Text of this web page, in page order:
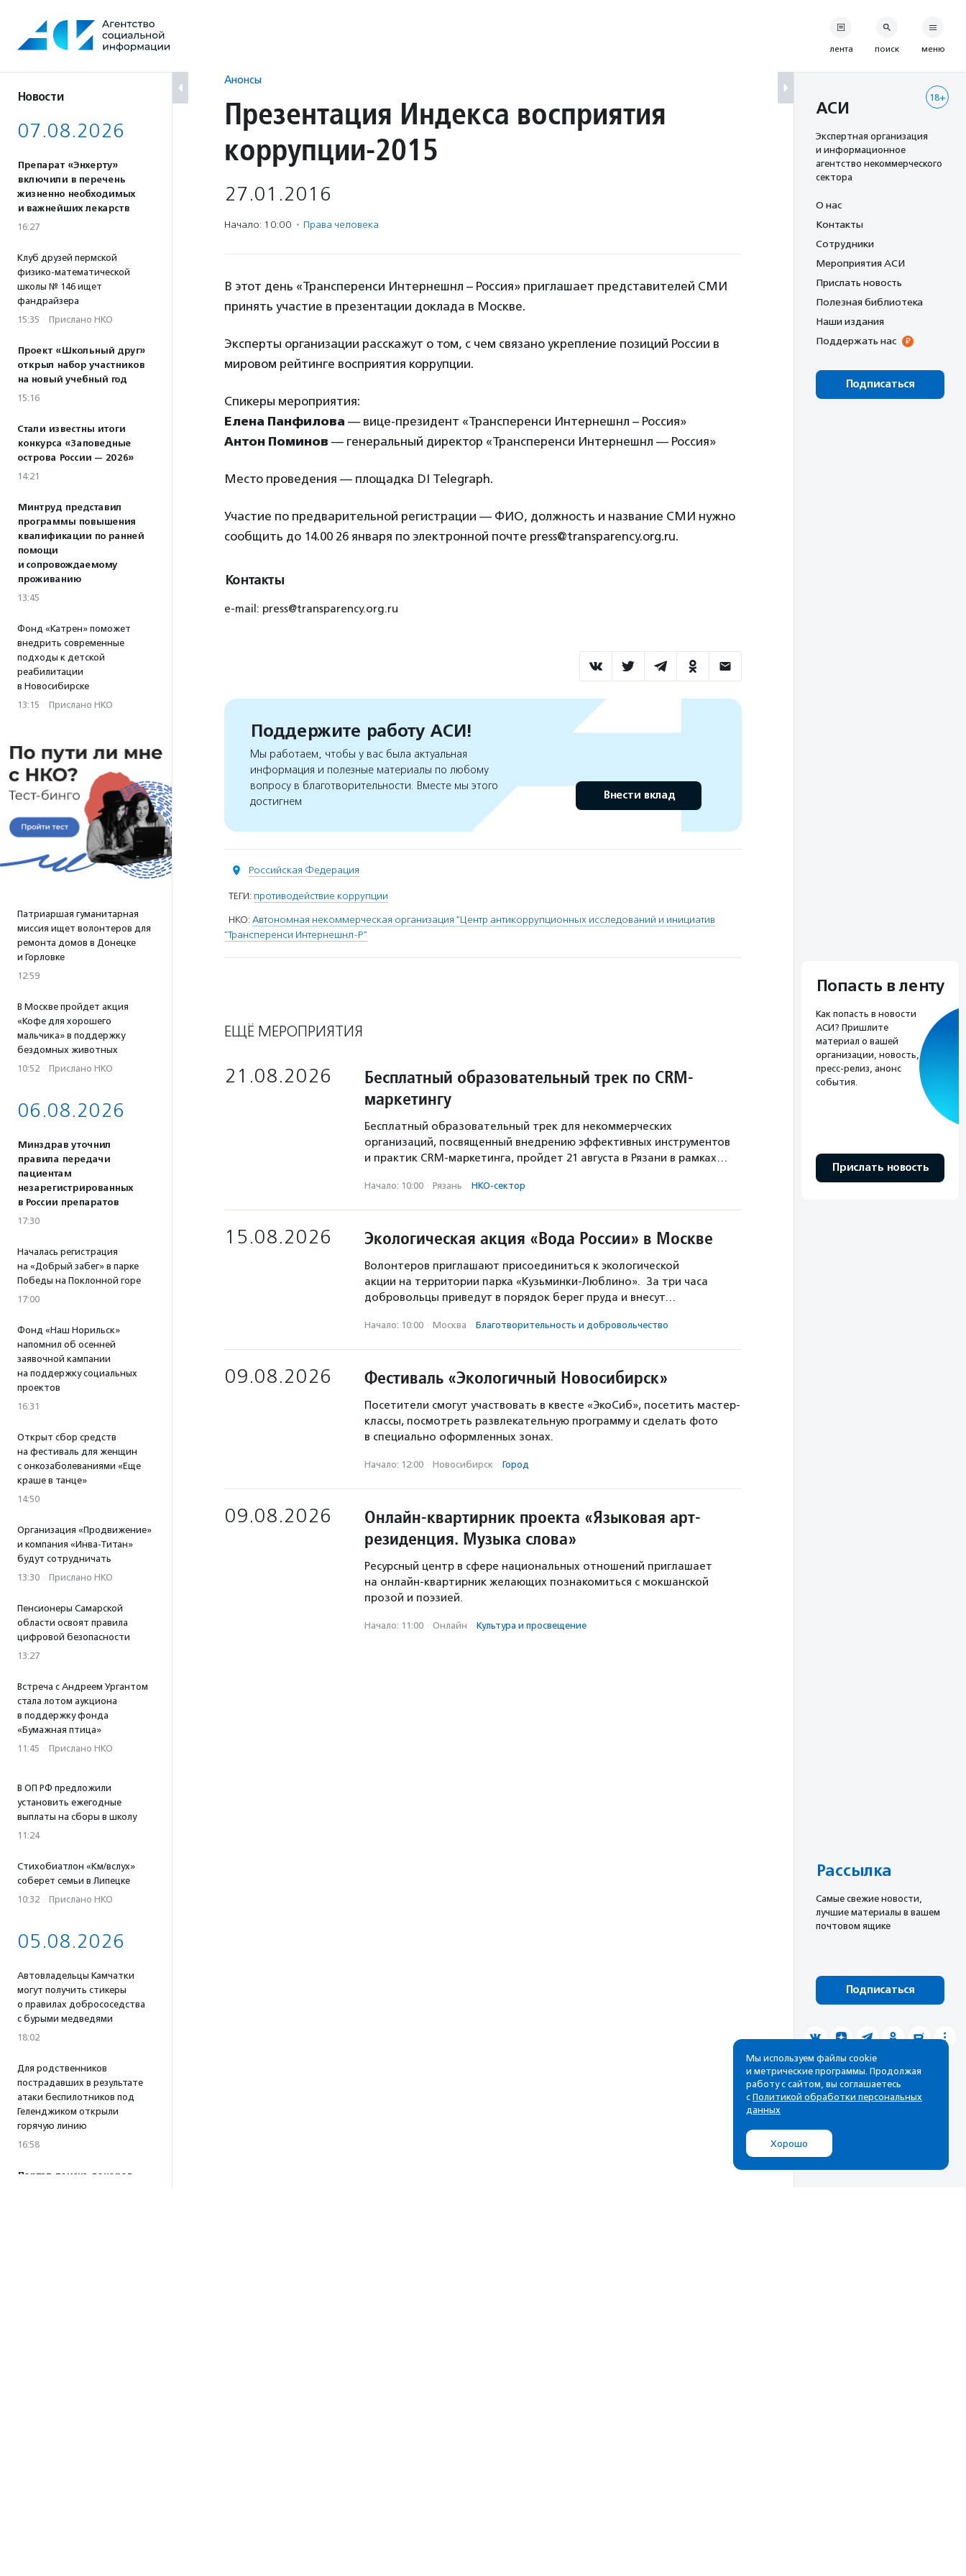
содержанию
Новости
07.08.2026
Препарат «Энхерту»
включили в перечень
жизненно необходимых
и важнейших лекарств
16:27
Клуб друзей пермской
физико-математической
школы № 146 ищет
фандрайзера
15:35 · Прислано НКО
Проект «Школьный друг»
открыл набор участников
на новый учебный год
15:16
Стали известны итоги
конкурса «Заповедные
острова России — 2026»
14:21
Минтруд представил
программы повышения
квалификации по ранней
помощи
и сопровождаемому
проживанию
13:45
Фонд «Катрен» поможет
внедрить современные
подходы к детской
реабилитации
в Новосибирске
13:15 · Прислано НКО
Патриаршая гуманитарная
миссия ищет волонтеров для
ремонта домов в Донецке
и Горловке
12:59
В Москве пройдет акция
«Кофе для хорошего
мальчика» в поддержку
бездомных животных
10:52 · Прислано НКО
06.08.2026
Минздрав уточнил
правила передачи
пациентам
незарегистрированных
в России препаратов
17:30
Началась регистрация
на «Добрый забег» в парке
Победы на Поклонной горе
17:00
Фонд «Наш Норильск»
напомнил об осенней
заявочной кампании
на поддержку социальных
проектов
16:31
Открыт сбор средств
на фестиваль для женщин
с онкозаболеваниями «Еще
краше в танце»
14:50
Организация «Продвижение»
и компания «Инва-Титан»
будут сотрудничать
13:30 · Прислано НКО
Пенсионеры Самарской
области освоят правила
цифровой безопасности
13:27
Встреча с Андреем Ургантом
стала лотом аукциона
в поддержку фонда
«Бумажная птица»
11:45 · Прислано НКО
В ОП РФ предложили
установить ежегодные
выплаты на сборы в школу
11:24
Стихобиатлон «Км/вслух»
соберет семьи в Липецке
10:32 · Прислано НКО
05.08.2026
Автовладельцы Камчатки
могут получить стикеры
о правилах добрососедства
с бурыми медведями
18:02
Для родственников
пострадавших в результате
атаки беспилотников под
Геленджиком открыли
горячую линию
16:58
Портал поиска доноров
Анонсы
Презентация Индекса восприятия
коррупции-2015
27.01.2016
Начало: 10:00 · Права человека
В этот день «Трансперенси Интернешнл – Россия» приглашает представителей СМИ
принять участие в презентации доклада в Москве.
Эксперты организации расскажут о том, с чем связано укрепление позиций России в
мировом рейтинге восприятия коррупции.
Спикеры мероприятия:
Елена Панфилова — вице-президент «Трансперенси Интернешнл – Россия»
Антон Поминов — генеральный директор «Трансперенси Интернешнл — Россия»
Место проведения — площадка DI Telegraph.
Участие по предварительной регистрации — ФИО, должность и название СМИ нужно
сообщить до 14.00 26 января по электронной почте press@transparency.org.ru.
Контакты
e-mail: press@transparency.org.ru
Поддержите работу АСИ!
Мы работаем, чтобы у вас была актуальная
информация и полезные материалы по любому
вопросу в благотворительности. Вместе мы этого
достигнем
Внести вклад
Российская Федерация
ТЕГИ: противодействие коррупции
НКО: Автономная некоммерческая организация "Центр антикоррупционных исследований и инициатив
"Трансперенси Интернешнл-Р"
ЕЩЁ МЕРОПРИЯТИЯ
21.08.2026
Бесплатный образовательный трек по CRM-
маркетингу
Бесплатный образовательный трек для некоммерческих
организаций, посвященный внедрению эффективных инструментов
и практик CRM-маркетинга, пройдет 21 августа в Рязани в рамках…
Начало: 10:00 · Рязань · НКО-сектор
15.08.2026 Экологическая акция «Вода России» в Москве
Волонтеров приглашают присоединиться к экологической
акции на территории парка «Кузьминки-Люблино». За три часа
добровольцы приведут в порядок берег пруда и внесут…
Начало: 10:00 · Москва · Благотвори­тель­ность и доброволь­чест­во
09.08.2026 Фестиваль «Экологичный Новосибирск»
Посетители смогут участвовать в квесте «ЭкоСиб», посетить мастер-
классы, посмотреть развлекательную программу и сделать фото
в специально оформленных зонах.
Начало: 12:00 · Новосибирск · Город
09.08.2026
Онлайн-квартирник проекта «Языковая арт-
резиденция. Музыка слова»
Ресурсный центр в сфере национальных отношений приглашает
на онлайн-квартирник желающих познакомиться с мокшанской
прозой и поэзией.
Начало: 11:00 · Онлайн · Культура и просвещение
лента поиск меню
18+
АСИ
Экспертная организация
и информационное
агентство некоммерческого
сектора
О нас
Контакты
Сотрудники
Мероприятия АСИ
Прислать новость
Полезная библиотека
Наши издания
Поддержать нас
Подписаться
Попасть в ленту
Как попасть в новости
АСИ? Пришлите
материал о вашей
организации, новость,
пресс-релиз, анонс
события.
Прислать новость
Рассылка
Cамые свежие новости,
лучшие материалы в вашем
почтовом ящике
Подписаться
Мы используем файлы cookie
и метрические программы. Продолжая
работу с сайтом, вы соглашаетесь
с Политикой обработки персональных
данных
Хорошо